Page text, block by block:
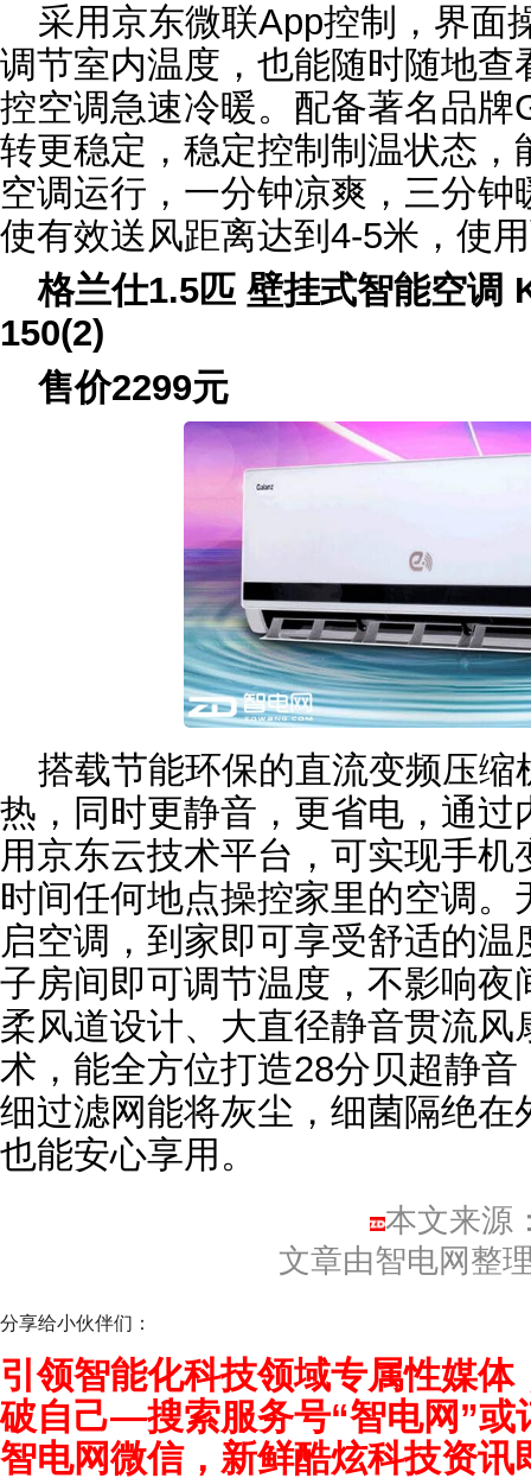
采用京东微联App控制，界面
调节室内温度，也能随时随地
控空调急速冷暖。配备著名品牌
转更稳定，稳定控制制温状态
空调运行，一分钟凉爽，三分
使有效送风距离达到4-5米，使
格兰仕1.5匹 壁挂式智能空调
150(2)
售价2299元
搭载节能环保的直流变频压
热，同时更静音，更省电，通
用京东云技术平台，可实现手
时间任何地点操控家里的空调
启空调，到家即可享受舒适的
子房间即可调节温度，不影响
柔风道设计、大直径静音贯流
术，能全方位打造28分贝超静
细过滤网能将灰尘，细菌隔绝
也能安心享用。
本文来源
文章由智电网整
分享给小伙伴们：
引领智能化科技领域专属性媒
破自己—搜索服务号“智电网”或
智电网微信，新鲜酷炫科技资讯